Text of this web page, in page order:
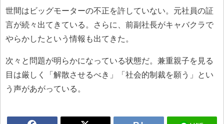
世間はビッグモーターの不正を許していない。元社員の証
言が続々出てきている。さらに、前副社長がキャバクラで
やらかしたという情報も出てきた。
次々と問題が明らかになっている状態だ。兼重親子を見る
目は厳しく「解散させるべき」「社会的制裁を願う」とい
う声があがっている。